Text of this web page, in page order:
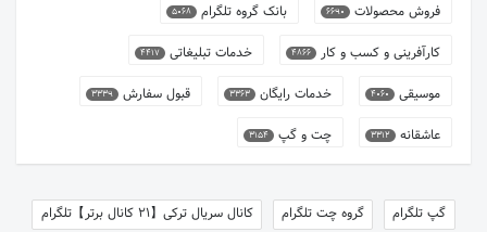
فروش محصولات 6690 بانک گروه تلگرام 5068
کارآفرینی و کسب و کار 4866 خدمات تبلیغاتی 4417
موسیقی 4060 خدمات رایگان 3363 قبول سفارش 3339
عاشقانه 3312 چت و گپ 3154
گپ تلگرام گروه چت تلگرام کانال سریال ترکی【21 کانال برتر】تلگرام